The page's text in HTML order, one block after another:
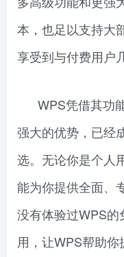
本，也足以支持大
享受到与付费用户
WPS凭借其功
强大的优势，已经
选。无论你是个人
能为你提供全面、
没有体验过WPS
用，让WPS帮助